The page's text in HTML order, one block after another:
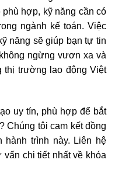
hợp, kỹ năng cần có
ngành kế toán. Việc
năng sẽ giúp bạn tự tin
ngừng vươn xa và
thị trường lao động Việt
uy tín, phù hợp để bắt
Chúng tôi cam kết đồng
hành trình này. Liên hệ
chi tiết nhất về khóa